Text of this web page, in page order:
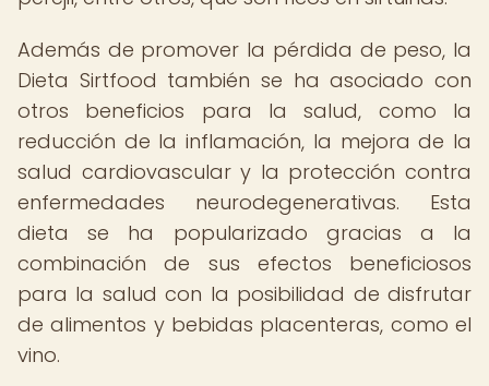
Además de promover la pérdida de peso, la
Dieta Sirtfood también se ha asociado con
otros beneficios para la salud, como la
reducción de la inflamación, la mejora de la
salud cardiovascular y la protección contra
enfermedades neurodegenerativas. Esta
dieta se ha popularizado gracias a la
combinación de sus efectos beneficiosos
para la salud con la posibilidad de disfrutar
de alimentos y bebidas placenteras, como el
vino.